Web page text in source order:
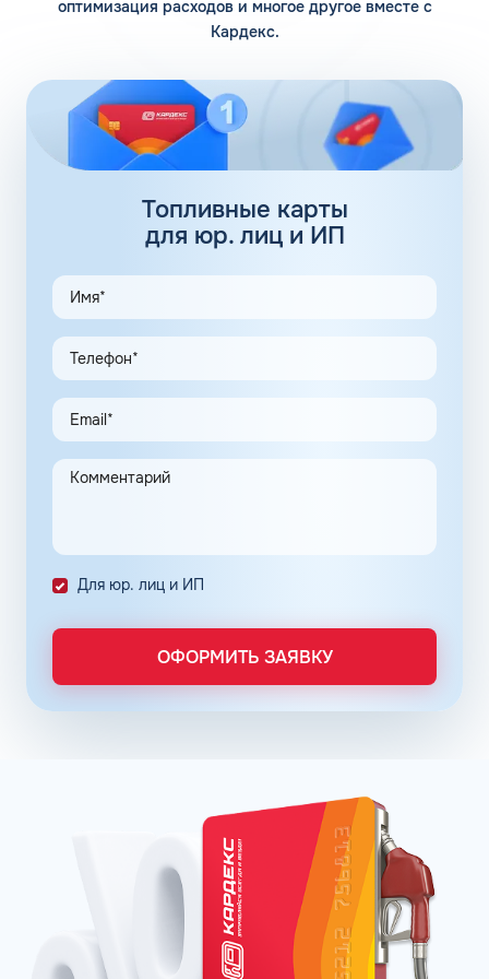
Помимо 12 собственных заправочных станций, у
обеспечивают дополнительные 100 АЗС. Сеть
заправочных станций локализуется сразу в нескольких
регионах, планируется выход на федеральный уровень.
Топливные карты Флеш:
заправки
АЗС Флеш в Костерёво Владимирской области
предлагает удобные схемы работы для коммерческих
клиентов. Доступны топливные карты Флеш для
юридических лиц. Экономия и качество сервиса,
предоставляемого для клиентов в рамках данной
программы, привлекают предпринимателей.
Заправочные карты для ИП значительно упрощают
выполнение задач в области транспортной логистики.
Автоматизация процессов транспортной логистики
помогает упростить работу сотрудников, сократить
количество поставленных задач и трудозатрат на их
Снизить расходы на топливо помогает контроль
расходов, который осуществляется в упрощенном
Систематизация и сбор информации в одном месте о
расходах водителей на заправках поможет выявить
недобросовестных сотрудников. Использование средств
компании в собственных интересах легко выявить, если
компании требуют экономии и тщательного контроля
Можно использовать топливные карты для оптовых
закупок топлива. Достаточно приобрести необходимое
количество литров качественного топлива на баланс
карты, чтобы воспользоваться ими в течение года, когда
это потребуется. Бизнес-процессы с топливными
оптимизация расходов и многое другое вместе с
Кардекс.
Топливные карты
для юр. лиц и ИП
Для юр. лиц и ИП
ОФОРМИТЬ ЗАЯВКУ